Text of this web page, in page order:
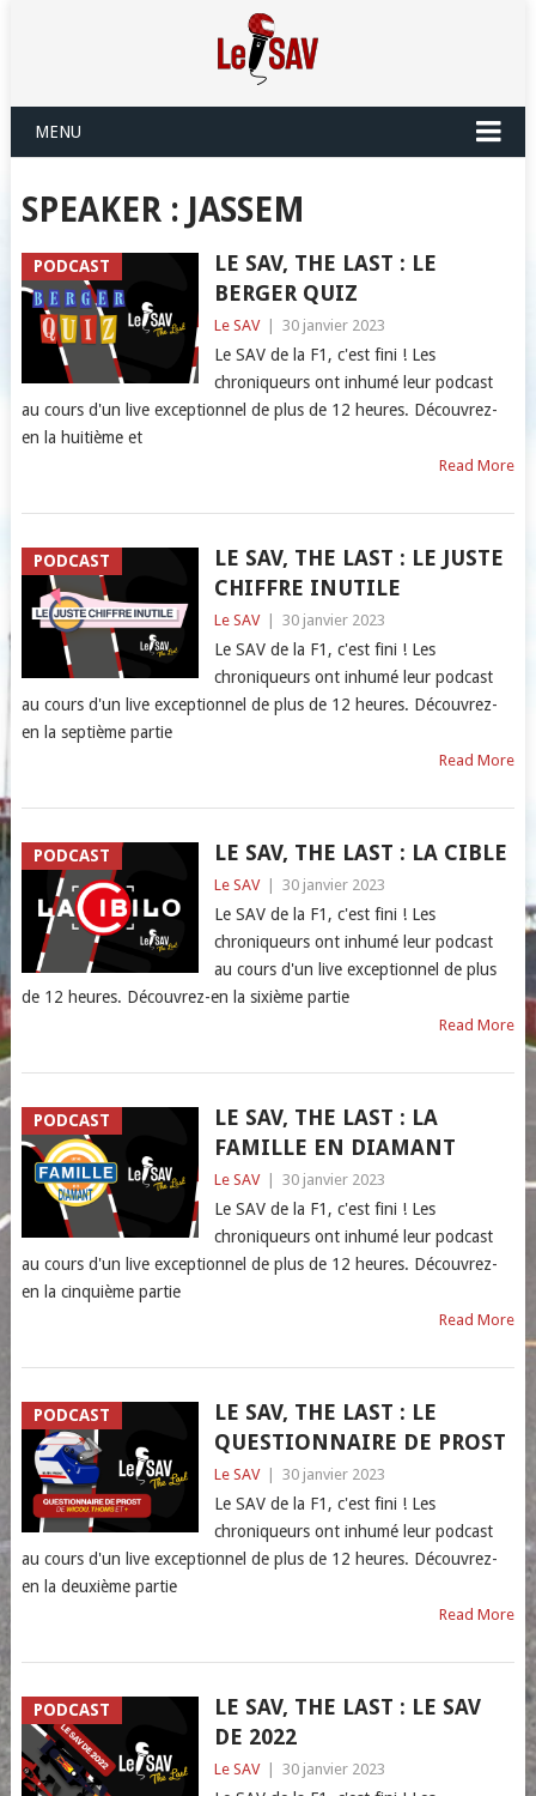
MENU
SPEAKER : JASSEM
PODCAST
LE SAV, THE LAST : LE
BERGER QUIZ
Le SAV 30 janvier 2023
Le SAV de la F1, c'est fini ! Les
chroniqueurs ont inhumé leur podcast
au cours d'un live exceptionnel de plus de 12 heures. Découvrez-
en la huitième et
Read More
PODCAST
LE SAV, THE LAST : LE JUSTE
CHIFFRE INUTILE
Le SAV 30 janvier 2023
Le SAV de la F1, c'est fini ! Les
chroniqueurs ont inhumé leur podcast
au cours d'un live exceptionnel de plus de 12 heures. Découvrez-
en la septième partie
Read More
PODCAST LE SAV, THE LAST : LA CIBLE
Le SAV 30 janvier 2023
Le SAV de la F1, c'est fini ! Les
chroniqueurs ont inhumé leur podcast
au cours d'un live exceptionnel de plus
de 12 heures. Découvrez-en la sixième partie
Read More
PODCAST
LE SAV, THE LAST : LA
FAMILLE EN DIAMANT
Le SAV 30 janvier 2023
Le SAV de la F1, c'est fini ! Les
chroniqueurs ont inhumé leur podcast
au cours d'un live exceptionnel de plus de 12 heures. Découvrez-
en la cinquième partie
Read More
PODCAST
LE SAV, THE LAST : LE
QUESTIONNAIRE DE PROST
Le SAV 30 janvier 2023
Le SAV de la F1, c'est fini ! Les
chroniqueurs ont inhumé leur podcast
au cours d'un live exceptionnel de plus de 12 heures. Découvrez-
en la deuxième partie
Read More
PODCAST
LE SAV, THE LAST : LE SAV
DE 2022
Le SAV 30 janvier 2023